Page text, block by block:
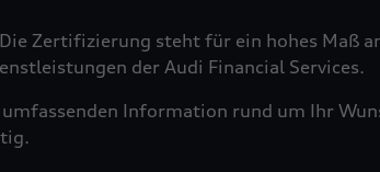
Zertifizierung steht für ein hohes Maß
der Audi Financial Services.
Information rund um Ihr